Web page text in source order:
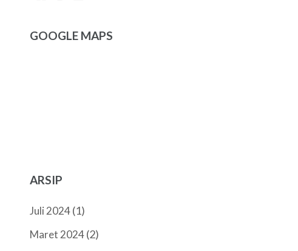
GOOGLE MAPS
ARSIP
Juli 2024(1)
Maret 2024(2)